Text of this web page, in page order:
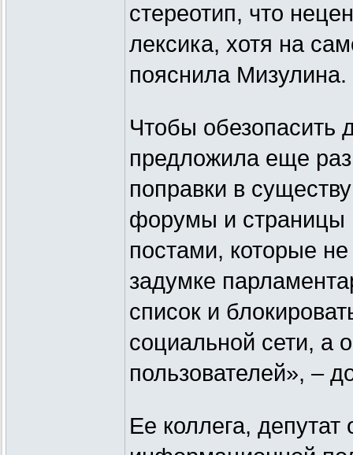
стереотип, что
лексика, хотя на
пояснила Мизулина.
Чтобы обезопасить
предложила еще раз
поправки в
форумы и страницы
постами, которые
задумке
список и
социальной сети, а
пользователей», –
Ее коллега,